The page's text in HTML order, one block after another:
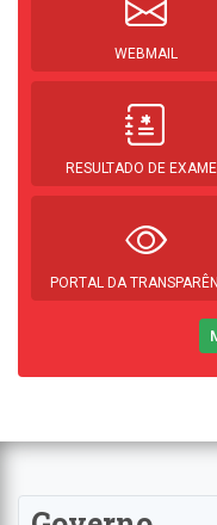
WEBMAIL
RESULTADO DE
PORTAL DA